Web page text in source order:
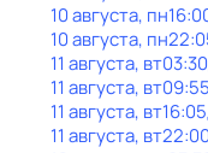
10 августа, пн
10 августа, пн
11 августа, вт03:30
11 августа, вт09:55
11 августа, вт16:05
11 августа, вт22:00